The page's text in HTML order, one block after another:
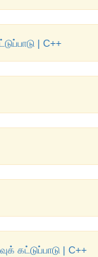
| C++
கட்டுப்பாடு | C++